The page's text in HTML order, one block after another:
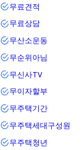
무료견적
무료상담
무산소운동
무순위아님
무신사TV
무이자할부
무주택기간
무주택세대구성원
무주택청년